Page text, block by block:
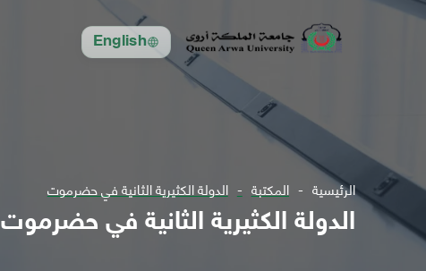
English
الرئيسية المكتبة الدولة الكثيرية الثانية في حضرموت
الدولة الكثيرية الثانية في حضرموت